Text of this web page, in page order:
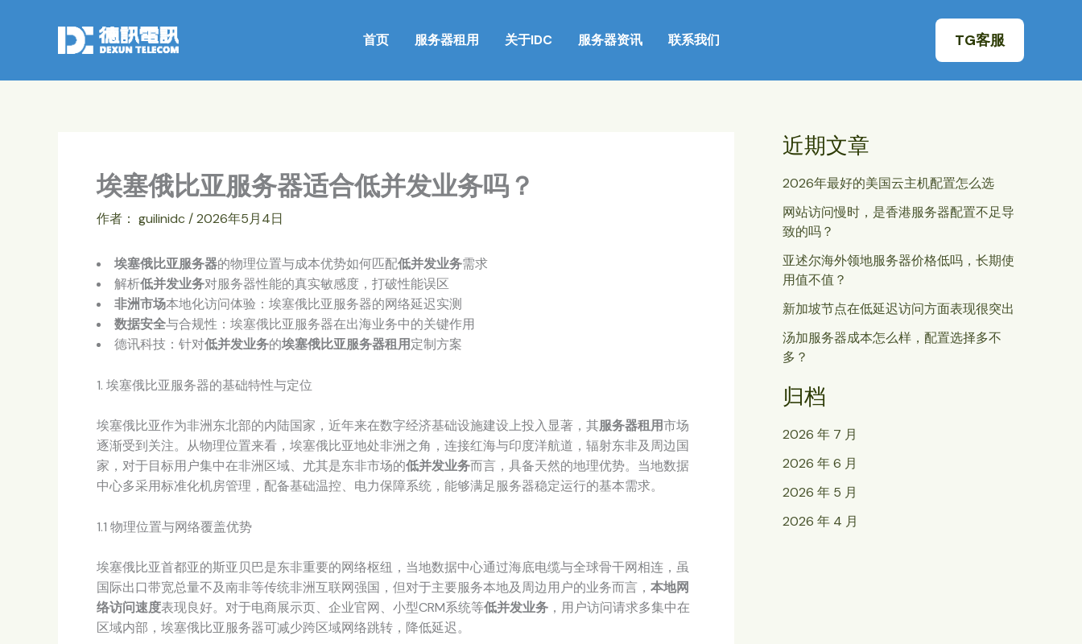
首页 服务器租用 关于IDC 服务器资讯 联系我们 TG客服
埃塞俄比亚服务器适合低并发业务吗？
作者： guilinidc /2026年5月4日
埃塞俄比亚服务器的物理位置与成本优势如何匹配低并发业务需求
解析低并发业务对服务器性能的真实敏感度，打破性能误区
非洲市场本地化访问体验：埃塞俄比亚服务器的网络延迟实测
数据安全与合规性：埃塞俄比亚服务器在出海业务中的关键作用
德讯科技：针对低并发业务的埃塞俄比亚服务器租用定制方案
1. 埃塞俄比亚服务器的基础特性与定位
埃塞俄比亚作为非洲东北部的内陆国家，近年来在数字经济基础设施建设上投入显著，其服务器租用市场
逐渐受到关注。从物理位置来看，埃塞俄比亚地处非洲之角，连接红海与印度洋航道，辐射东非及周边国
家，对于目标用户集中在非洲区域、尤其是东非市场的低并发业务而言，具备天然的地理优势。当地数据
中心多采用标准化机房管理，配备基础温控、电力保障系统，能够满足服务器稳定运行的基本需求。
1.1 物理位置与网络覆盖优势
埃塞俄比亚首都亚的斯亚贝巴是东非重要的网络枢纽，当地数据中心通过海底电缆与全球骨干网相连，虽
国际出口带宽总量不及南非等传统非洲互联网强国，但对于主要服务本地及周边用户的业务而言， 本地网
络访问速度表现良好。对于电商展示页、企业官网、小型CRM系统等低并发业务 ，用户访问请求多集中在
区域内部，埃塞俄比亚服务器可减少跨区域网络跳转，降低延迟。
近期文章
2026年最好的美国云主机配置怎么选
网站访问慢时，是香港服务器配置不足导
致的吗？
亚述尔海外领地服务器价格低吗，长期使
用值不值？
新加坡节点在低延迟访问方面表现很突出
汤加服务器成本怎么样，配置选择多不
多？
归档
2026 年 7 月
2026 年 6 月
2026 年 5 月
2026 年 4 月